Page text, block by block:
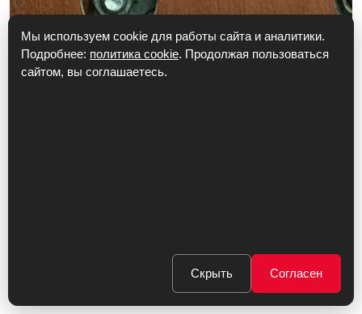
ОТКРЫТИЕ ДВЕРНОГО
Мы используем cookie для работы сайта и аналитики.
Подробнее: политика cookie. Продолжая пользоваться
сайтом, вы соглашаетесь.
Скрыть Согласен